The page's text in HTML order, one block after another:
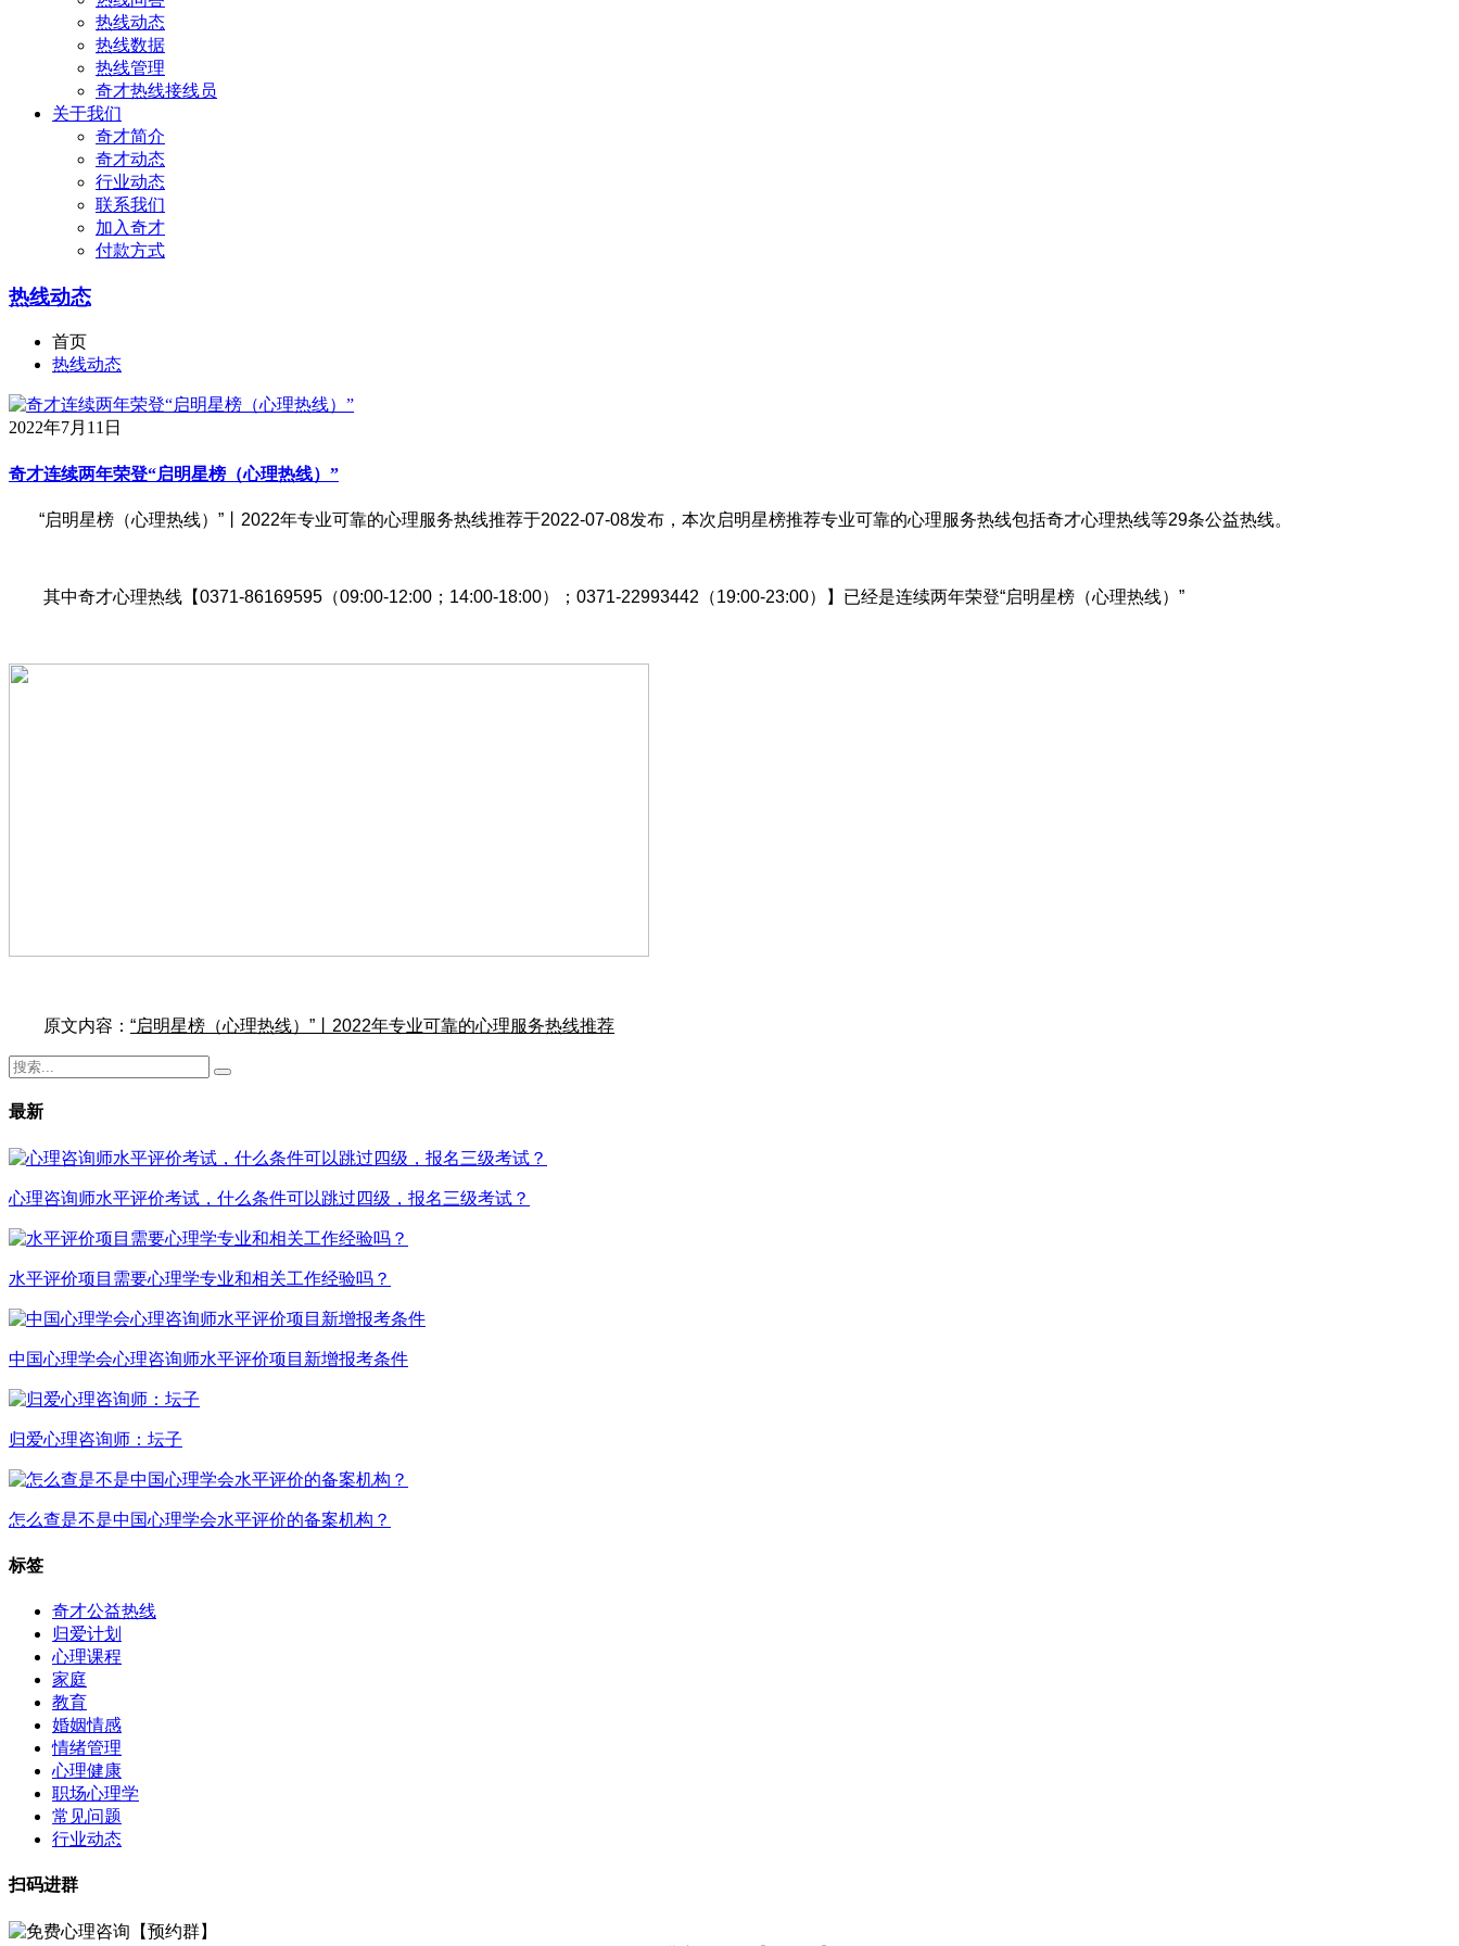
热线动态
热线数据
热线管理
奇才热线接线员
关于我们
奇才简介
奇才动态
行业动态
联系我们
加入奇才
付款方式
热线动态
首页
热线动态
2022年7月11日
奇才连续两年荣登“启明星榜（心理热线）”
“启明星榜（心理热线）”丨2022年专业可靠的心理服务热线推荐于2022-07-08发布，本次启明星榜推荐专业可靠的心理服务热线包括奇才心理热线等29条公益热线。
其中奇才心理热线【0371-86169595（09:00-12:00；14:00-18:00）；0371-22993442（19:00-23:00）】已经是连续两年荣登“启明星榜（心理热线）”
原文内容： “启明星榜（心理热线）”丨2022年专业可靠的心理服务热线推荐
最新
心理咨询师水平评价考试，什么条件可以跳过四级，报名三级考试？
水平评价项目需要心理学专业和相关工作经验吗？
中国心理学会心理咨询师水平评价项目新增报考条件
归爱心理咨询师：坛子
怎么查是不是中国心理学会水平评价的备案机构？
标签
奇才公益热线
归爱计划
心理课程
家庭
教育
婚姻情感
情绪管理
心理健康
职场心理学
常见问题
行业动态
扫码进群